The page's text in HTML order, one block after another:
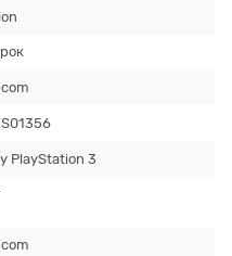
PlayStation 3